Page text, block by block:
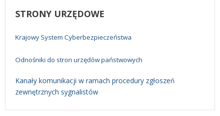
STRONY URZĘDOWE
Krajowy System Cyberbezpieczeństwa
Odnośniki do stron urzędów państwowych
Kanały komunikacji w ramach procedury zgłoszeń
zewnętrznych sygnalistów